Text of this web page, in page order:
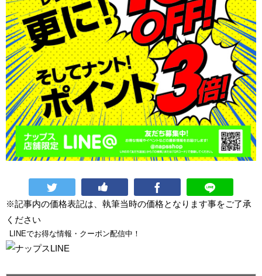
※記事内の価格表記は、執筆当時の価格となります事をご了承
ください
LINEでお得な情報・クーポン配信中！